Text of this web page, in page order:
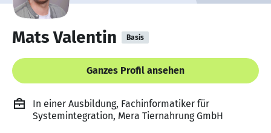
Mats Valentin Basis
Ganzes Profil ansehen
In einer Ausbildung, Fachinformatiker für
Systemintegration, Mera Tiernahrung GmbH